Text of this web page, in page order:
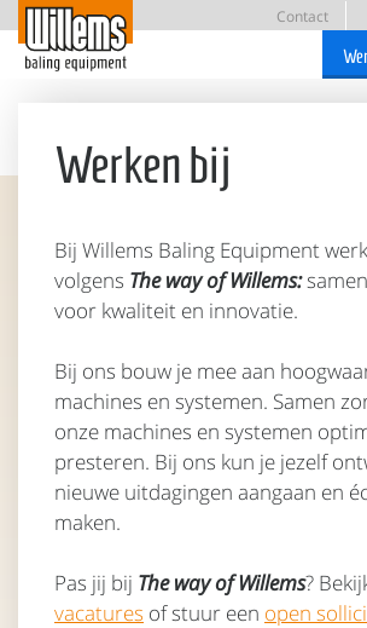
Contact
Werken bij
Bij Willems Baling Equipment
volgens The way of Willems:
voor kwaliteit en innovatie.
Bij ons bouw je mee aan
machines en systemen. Samen
onze machines en systemen
presteren. Bij ons kun je jezelf
nieuwe uitdagingen aangaan en
maken.
Pas jij bij The way of Willems?
vacatures of stuur een open